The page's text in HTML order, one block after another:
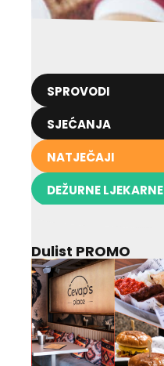
SPROVODI
SJEĆANJA
NATJEČAJI
DEŽURNE LJEKARNE
Dulist PROMO